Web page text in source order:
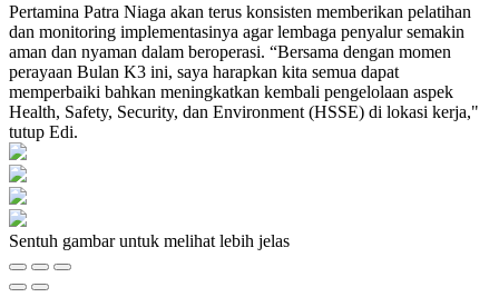
Pertamina Patra Niaga akan terus konsisten memberikan pelatihan
dan monitoring implementasinya agar lembaga penyalur semakin
aman dan nyaman dalam beroperasi. “Bersama dengan momen
perayaan Bulan K3 ini, saya harapkan kita semua dapat
memperbaiki bahkan meningkatkan kembali pengelolaan aspek
Health, Safety, Security, dan Environment (HSSE) di lokasi kerja,"
tutup Edi.
Sentuh gambar untuk melihat lebih jelas